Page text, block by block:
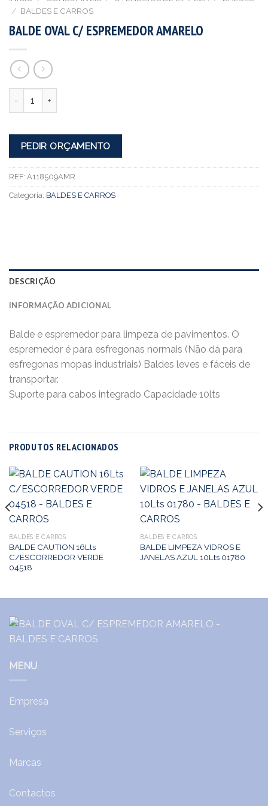
/ BALDES E CARROS
BALDE OVAL C/ ESPREMEDOR AMARELO
PEDIR ORÇAMENTO
REF: A118509AMR
Categoria: BALDES E CARROS
DESCRIÇÃO
INFORMAÇÃO ADICIONAL
Balde e espremedor para limpeza de pavimentos. O
espremedor é para esfregonas normais (Não dá para
esfregonas mopas industriais) Baldes leves e fáceis de
transportar.
Suporte para cabos integrado Capacidade 10lts
PRODUTOS RELACIONADOS
BALDES E CARROS
BALDE CAUTION 16Lts
C/ESCORREDOR VERDE
04518
BALDES E CARROS
BALDE LIMPEZA VIDROS E
JANELAS AZUL 10Lts 01780
MENU
Empresa
Serviços
Marcas
Contactos